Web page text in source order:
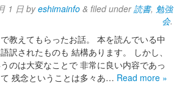
1 日 byeshimainfo & filed under読書, 勉強
会.
教えてもらったお話。 本を読んでいる中
訳されたものも 結構あります。 しかし、
のは大変なことで 非常に良い内容であっ
残念ということは多々あ… Read more »